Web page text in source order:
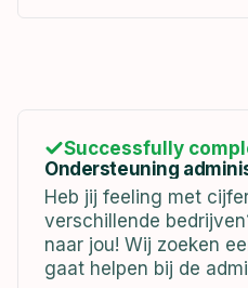
Successfully
Ondersteuning
Heb jij feeling met
verschillende
naar jou! Wij zoeken
gaat helpen bij de